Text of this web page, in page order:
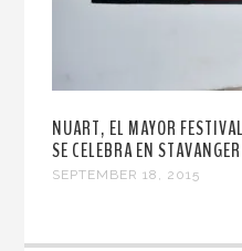
NUART, EL MAYOR
SE CELEBRA EN STAVANGER
SEPTEMBER 18, 2015